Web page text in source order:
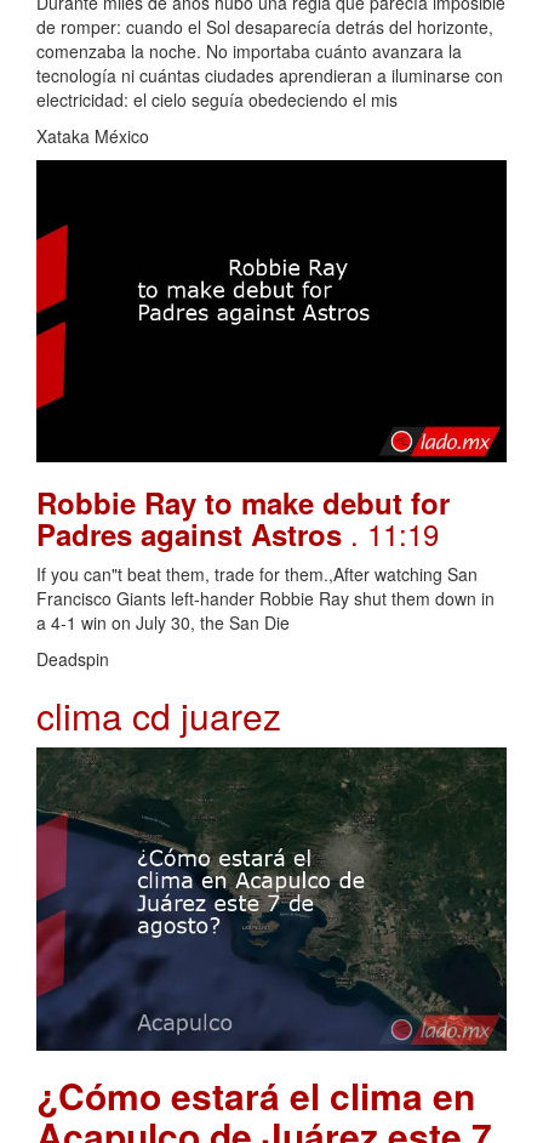
de romper: cuando el Sol desaparecía detrás del horizonte,
comenzaba la noche. No importaba cuánto avanzara la
tecnología ni cuántas ciudades aprendieran a iluminarse con
electricidad: el cielo seguía obedeciendo el mis
Xataka México
Robbie Ray to make debut for
Padres against Astros . 11:19
If you can"t beat them, trade for them.,After watching San
Francisco Giants left-hander Robbie Ray shut them down in
a 4-1 win on July 30, the San Die
Deadspin
clima cd juarez
¿Cómo estará el clima en